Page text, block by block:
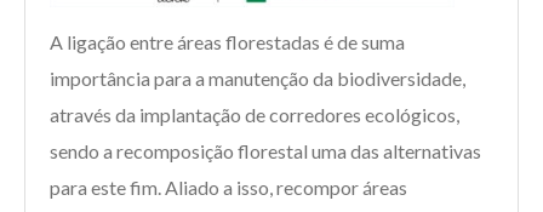
A ligação entre áreas florestadas é de suma
importância para a manutenção da biodiversidade,
através da implantação de corredores ecológicos,
sendo a recomposição florestal uma das alternativas
para este fim. Aliado a isso, recompor áreas